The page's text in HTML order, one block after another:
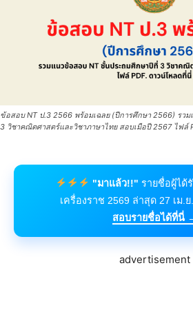
ข้อสอบ NT ป.3 2566 พร้อมเฉลย (ปีการศึกษา 2566) รว
3 วิชาคณิตศาสตร์และวิชาภาษาไทย สอบเมือปี 2567 ไฟล์
"มาแล้ว!!" รายชื่อผู้ได้
เครื่องราช 2569 ล่าสุด 27 เม.
สอบรายชื่อได้ที่นี่
advertisement